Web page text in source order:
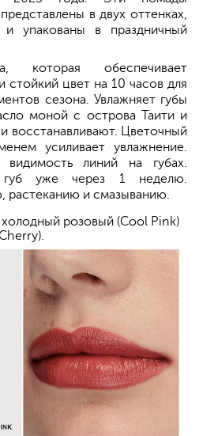
в двух оттенках,
упакованы в праздничный
которая обеспечивает
цвет на 10 часов для
сезона. Увлажняет губы
моной с острова Таити и
восстанавливают. Цветочный
усиливает увлажнение.
видимость линий на губах.
губ уже через 1 неделю.
растеканию и смазыванию.
розовый (Cool Pink)